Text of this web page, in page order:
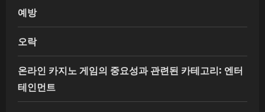
예방
오락
온라인 카지노 게임의 중요성과 관련된 카테고리: 엔터
테인먼트